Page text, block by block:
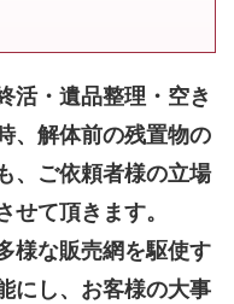
活・遺品整理・空き
、解体前の残置物の
ご依頼者様の立場
せて頂きます。
様な販売網を駆使す
にし、お客様の大事